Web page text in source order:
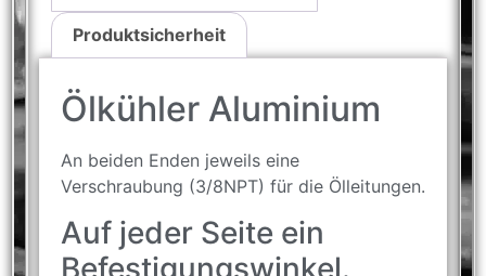
Produktsicherheit
Ölkühler Aluminium
An beiden Enden jeweils eine
Verschraubung (3/8NPT) für die Ölleitungen.
Auf jeder Seite ein
Befestigungswinkel.